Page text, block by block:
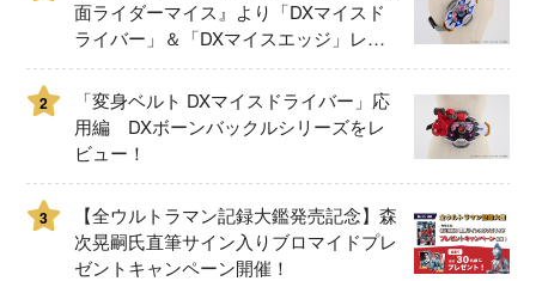
面ライダーマイス』より「DXマイスド
ライバー」＆「DXマイスエッジ」レビ
ュー！
2
「変身ベルト DXマイスドライバー」応
用編 DXボーンバックルシリーズをレ
ビュー！
3
【全ウルトラマン記録大鑑発売記念】森
次晃嗣氏直筆サイン入りブロマイドプレ
ゼントキャンペーン開催！